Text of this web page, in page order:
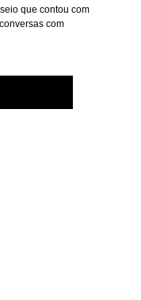
que contou com
com